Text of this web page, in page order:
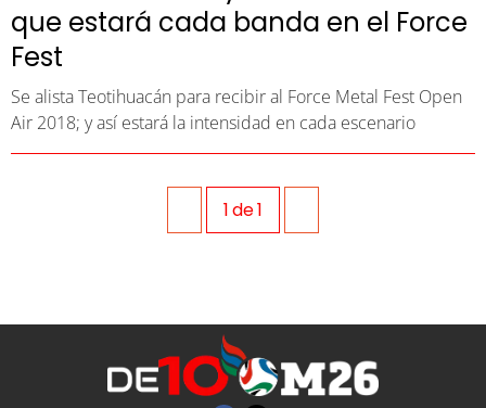
que estará cada banda en el Force
Fest
Se alista Teotihuacán para recibir al Force Metal Fest Open
Air 2018; y así estará la intensidad en cada escenario
1de1